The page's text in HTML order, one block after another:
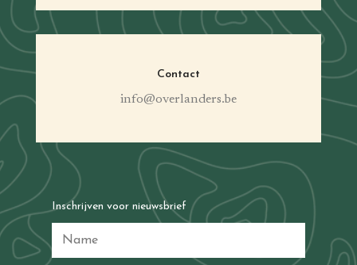
Contact
info@overlanders.be
Inschrijven voor nieuwsbrief